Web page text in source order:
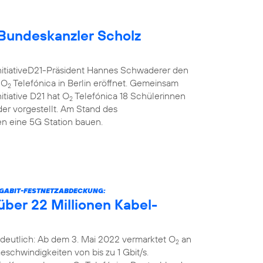
Scholz
Präsident Hannes Schwaderer den
2 Telefónica in Berlin eröffnet. Gemeinsam
D21 hat O2 Telefónica 18 Schülerinnen
vorgestellt. Am Stand des
eine 5G Station bauen.
FESTNETZABDECKUNG:
22 Millionen Kabel-
Ab dem 3. Mai 2022 vermarktet O2 an
von bis zu 1 Gbit/s.